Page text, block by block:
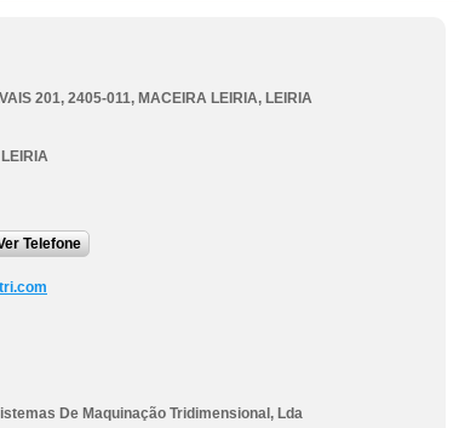
201, 2405-011, MACEIRA LEIRIA, LEIRIA
Telefone
De Maquinação Tridimensional, Lda